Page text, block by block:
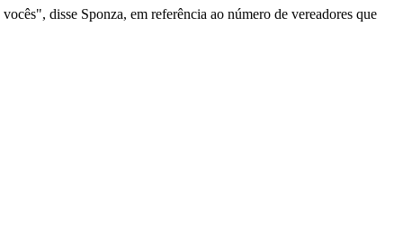
disse Sponza, em referência ao número de vereadores que